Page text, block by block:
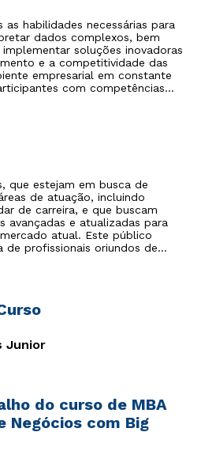
as habilidades necessárias para
dados complexos, bem
soluções inovadoras
e a competitividade das
empresarial em constante
com competências
modelagem estatística e
que estejam em busca de
de atuação, incluindo
de carreira, e que buscam
avançadas e atualizadas para
atual. Este público
de profissionais oriundos de
saúde, empresarial,
profissional.
Junior
do curso de MBA
Negócios com Big